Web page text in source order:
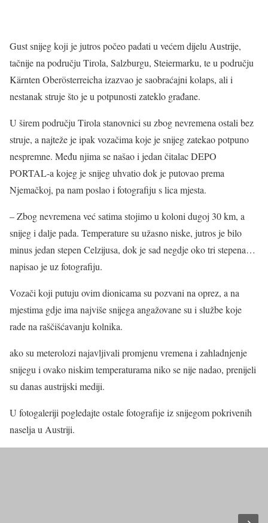
Gust snijeg koji je jutros počeo padati u većem dijelu Austrije,
tačnije na području Tirola, Salzburgu, Steiermarku, te u području
Kärnten Oberösterreicha izazvao je saobraćajni kolaps, ali i
nestanak struje što je u potpunosti zateklo građane.
U širem području Tirola stanovnici su zbog nevremena ostali bez
struje, a najteže je ipak vozačima koje je snijeg zatekao potpuno
nespremne. Među njima se našao i jedan čitalac DEPO
PORTAL-a kojeg je snijeg uhvatio dok je putovao prema
Njemačkoj, pa nam poslao i fotografiju s lica mjesta.
– Zbog nevremena već satima stojimo u koloni dugoj 30 km, a
snijeg i dalje pada. Temperature su užasno niske, jutros je bilo
minus jedan stepen Celzijusa, dok je sad negdje oko tri stepena…
napisao je uz fotografiju.
Vozači koji putuju ovim dionicama su pozvani na oprez, a na
mjestima gdje ima najviše snijega angažovane su i službe koje
rade na raščišćavanju kolnika.
ako su meterolozi najavljivali promjenu vremena i zahladnjenje
snijegu i ovako niskim temperaturama niko se nije nadao, prenijeli
su danas austrijski mediji.
U fotogaleriji pogledajte ostale fotografije iz snijegom pokrivenih
naselja u Austriji.